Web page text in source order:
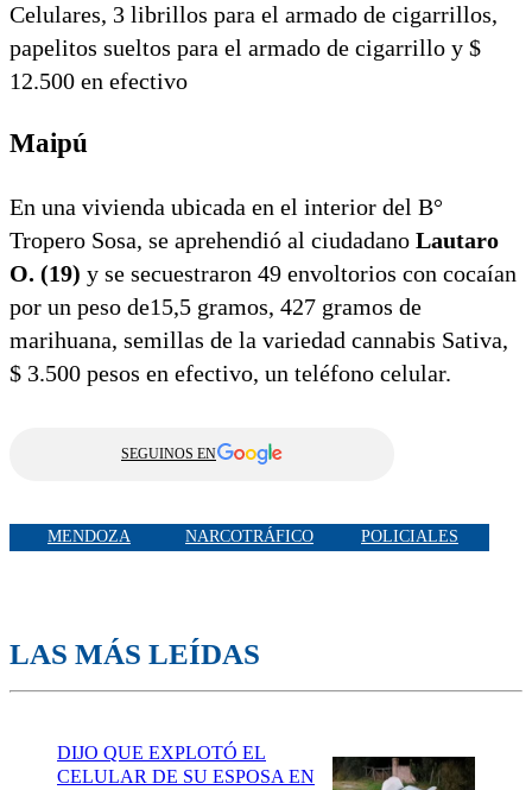
Celulares, 3 librillos para el armado de cigarrillos,
papelitos sueltos para el armado de cigarrillo y $
12.500 en efectivo
Maipú
En una vivienda ubicada en el interior del B°
Tropero Sosa, se aprehendió al ciudadano Lautaro
O. (19) y se secuestraron 49 envoltorios con cocaían
por un peso de15,5 gramos, 427 gramos de
marihuana, semillas de la variedad cannabis Sativa,
$ 3.500 pesos en efectivo, un teléfono celular.
SEGUINOS EN
MENDOZA NARCOTRÁFICO POLICIALES
LAS MÁS LEÍDAS
DIJO QUE EXPLOTÓ EL
CELULAR DE SU ESPOSA EN